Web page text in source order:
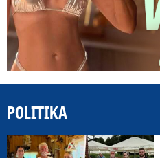
POLITIKA